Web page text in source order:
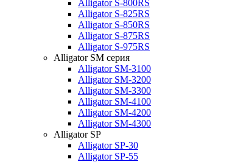
Alligator S-800RS
Alligator S-825RS
Alligator S-850RS
Alligator S-875RS
Alligator S-975RS
Alligator SM серия
Alligator SM-3100
Alligator SM-3200
Alligator SM-3300
Alligator SM-4100
Alligator SM-4200
Alligator SM-4300
Alligator SP
Alligator SP-30
Alligator SP-55